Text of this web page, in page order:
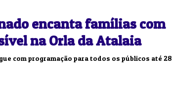
encanta famílias com
na Orla da Atalaia
com programação para todos os públicos até 28